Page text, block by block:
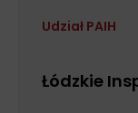
Udział PAIH
Łódzkie